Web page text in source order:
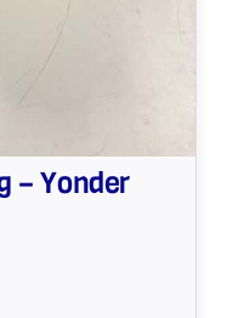
– Yonder